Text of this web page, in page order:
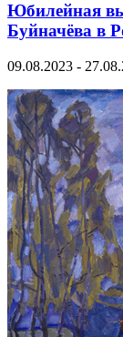
Юбилейная
Буйначёва в
09.08.2023 -